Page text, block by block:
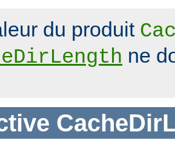
du produit
ne